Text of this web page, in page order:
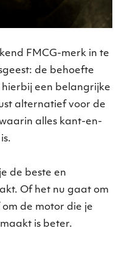
FMCG-merk in te
de behoefte
een belangrijke
alternatief voor de
alles kant-en-
de beste en
Of het nu gaat om
de motor die je
is beter.